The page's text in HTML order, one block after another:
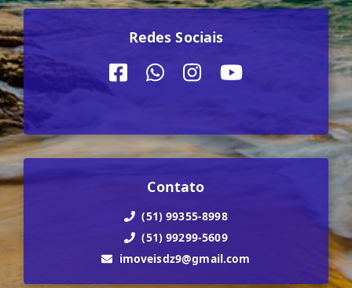
Redes Sociais
Contato
(51) 99355-8998
(51) 99299-5609
imoveisdz9@gmail.com